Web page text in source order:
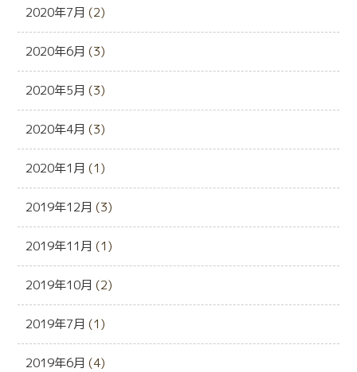
2020年7月 (2)
2020年6月 (3)
2020年5月 (3)
2020年4月 (3)
2020年1月 (1)
2019年12月 (3)
2019年11月 (1)
2019年10月 (2)
2019年7月 (1)
2019年6月 (4)